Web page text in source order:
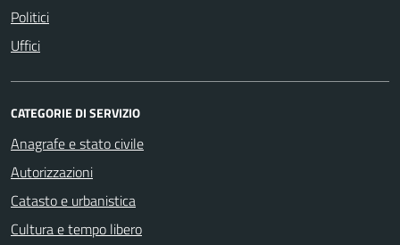
Politici
Uffici
CATEGORIE DI SERVIZIO
Anagrafe e stato civile
Autorizzazioni
Catasto e urbanistica
Cultura e tempo libero